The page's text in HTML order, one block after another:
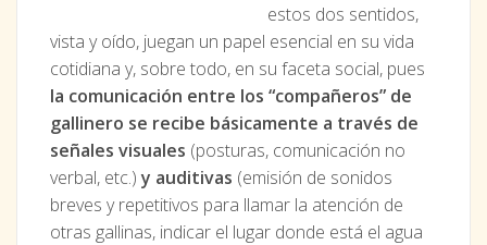
estos dos sentidos,
vista y oído, juegan un papel esencial en su vida
cotidiana y, sobre todo, en su faceta social, pues
la comunicación entre los “compañeros” de
gallinero se recibe básicamente a través de
señales visuales (posturas, comunicación no
verbal, etc.)y auditivas (emisión de sonidos
breves y repetitivos para llamar la atención de
otras gallinas, indicar el lugar donde está el agua